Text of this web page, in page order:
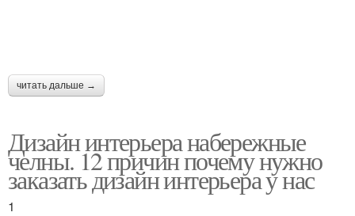
читать дальше →
Дизайн интерьера набережные
челны. 12 причин почему нужно
заказать дизайн интерьера у нас
1